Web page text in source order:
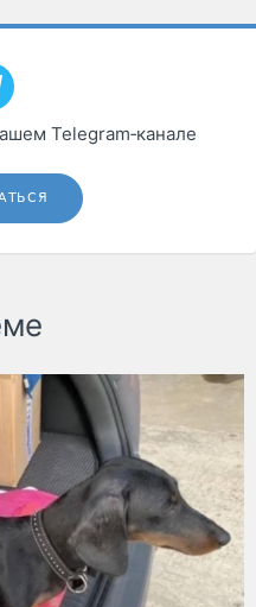
Telegram‑канале